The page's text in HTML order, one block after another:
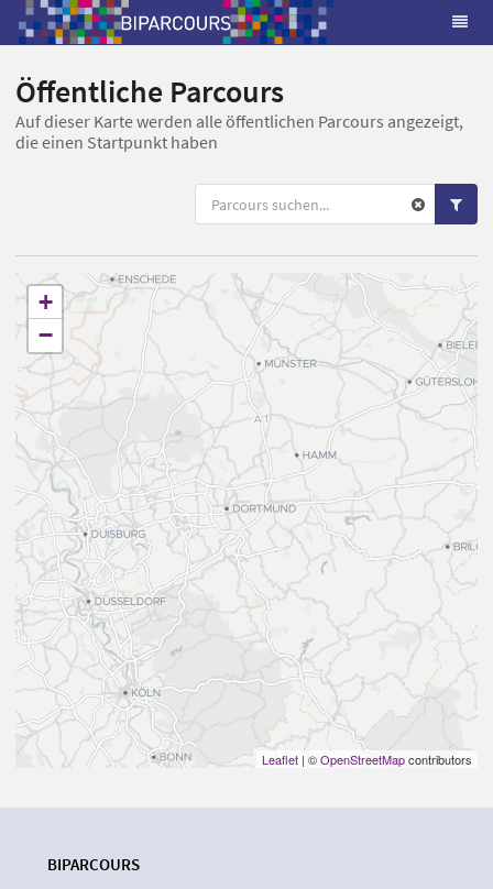
Öffentliche Parcours
Auf dieser Karte werden alle öffentlichen Parcours angezeigt,
die einen Startpunkt haben
+
−
Leaflet | ©OpenStreetMapcontributors
BIPARCOURS